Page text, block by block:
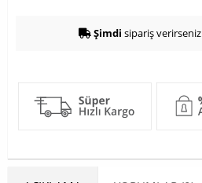
Şimdi sipariş verirseniz